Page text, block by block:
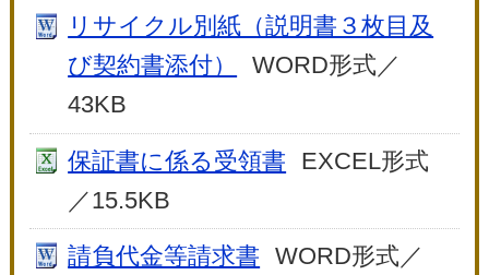
リサイクル別紙（説明書３枚目及
び契約書添付）
WORD形式／
43KB
保証書に係る受領書
EXCEL形式
／15.5KB
請負代金等請求書
WORD形式／